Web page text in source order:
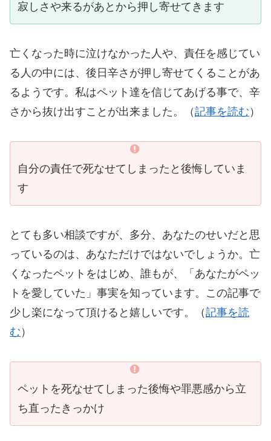
寂しさや来るがあとから押し寄せてきます
亡くなった時に泣けなかった人や、責任を感じてい
る人の中には、後日辛さが押し寄せてくることがあ
るようです。私はペット達を信じてあげる事で、辛
さから抜け出すことが出来ました。（記事を読む ）
自分の責任で死なせてしまったと後悔していま
す
とても多い相談ですが、多分、あなたのせいだと思
っているのは、あなただけではないでしょうか。亡
くなったペットをはじめ、誰もが、「あなたがペッ
トを愛していた」事実を知っています。この記事で
少し楽になって頂けると嬉しいです。（記事を読
む ）
ペットを死なせてしまった後悔や罪悪感から立
ち直ったきっかけ